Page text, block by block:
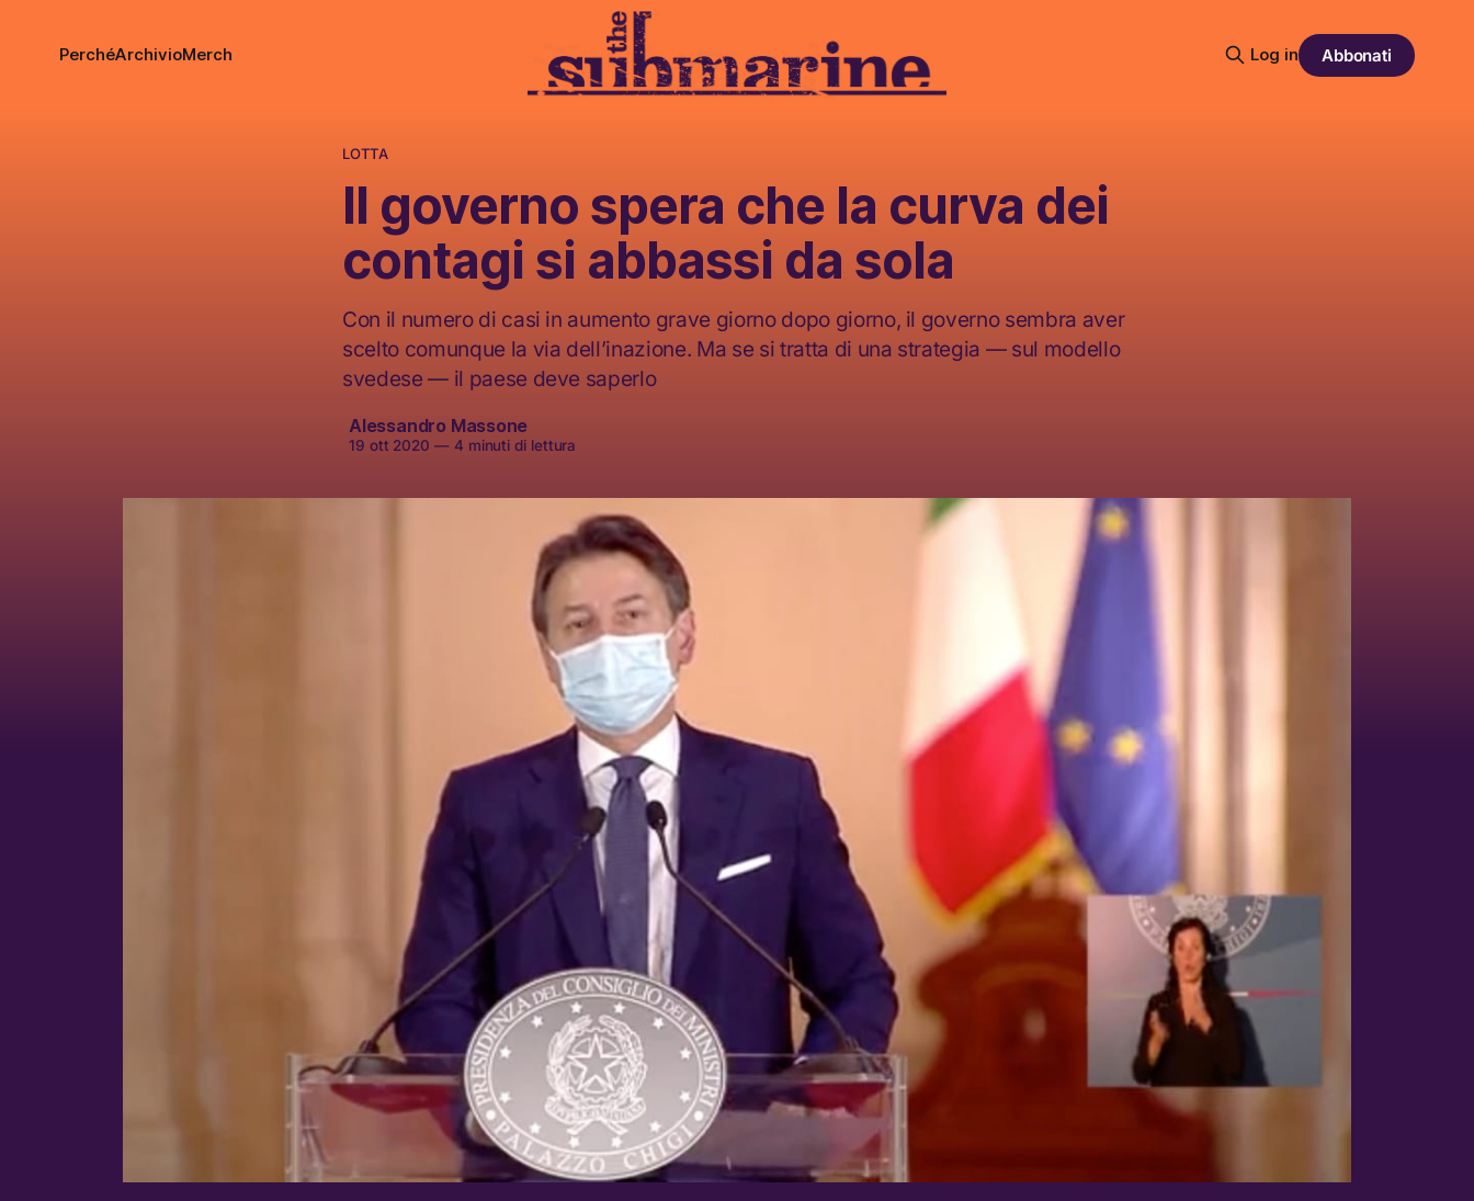
PerchéArchivioMerch Log in Abbonati
LOTTA
Il governo spera che la curva dei
contagi si abbassi da sola
Con il numero di casi in aumento grave giorno dopo giorno, il governo sembra aver
scelto comunque la via dell’inazione. Ma se si tratta di una strategia — sul modello
svedese — il paese deve saperlo
Alessandro Massone
19 ott 2020 —4 minuti di lettura